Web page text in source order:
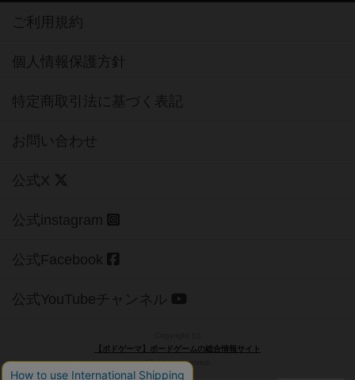
ご利用規約
個人情報保護方針
特定商取引法に基づく表記
お問い合わせ
公式X
公式instagram
公式Facebook
公式YouTubeチャンネル
【ボドゲーマ】ボードゲームの総合情報サイト
All rights reserved.